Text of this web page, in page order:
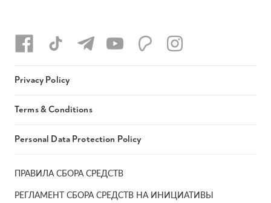
ПРАВИЛА СБОРА СРЕДСТВ
РЕГЛАМЕНТ СБОРА СРЕДСТВ НА ИНИЦИАТИВЫ
Privacy Policy
Terms & Conditions
Personal Data Protection Policy